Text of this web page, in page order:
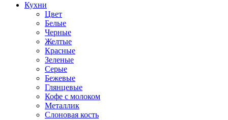
Кухни
Цвет
Белые
Черные
Желтые
Красные
Зеленые
Серые
Бежевые
Глянцевые
Кофе с молоком
Металлик
Слоновая кость